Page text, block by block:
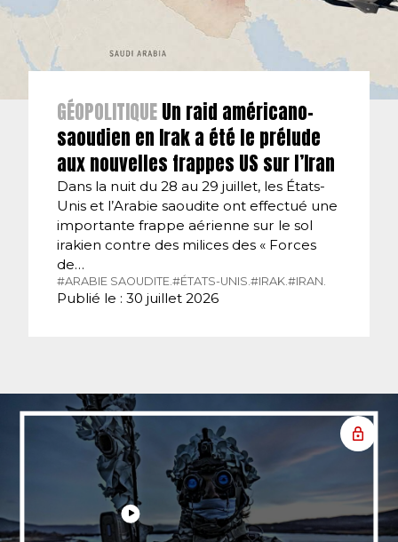
GÉOPOLITIQUEUn raid américano-
saoudien en Irak a été le prélude
aux nouvelles frappes US sur l’Iran
Dans la nuit du 28 au 29 juillet, les États-
Unis et l’Arabie saoudite ont effectué une
importante frappe aérienne sur le sol
irakien contre des milices des « Forces
de…
#ARABIE SAOUDITE. #ÉTATS-UNIS. #IRAK. #IRAN.
Publié le : 30 juillet 2026